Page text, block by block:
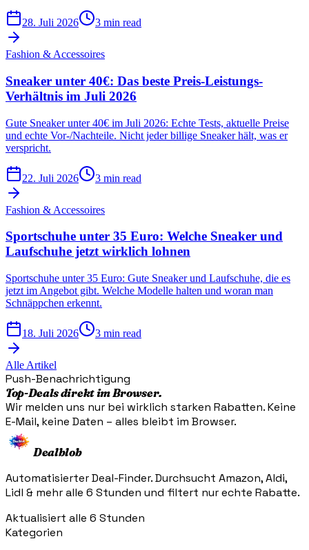
28. Juli 2026 3 min read
Fashion & Accessoires
Sneaker unter 40€: Das beste Preis-Leistungs-
Verhältnis im Juli 2026
Gute Sneaker unter 40€ im Juli 2026: Echte Tests, aktuelle Preise
und echte Vor-/Nachteile. Nicht jeder billige Sneaker hält, was er
verspricht.
22. Juli 2026 3 min read
Fashion & Accessoires
Sportschuhe unter 35 Euro: Welche Sneaker und
Laufschuhe jetzt wirklich lohnen
Sportschuhe unter 35 Euro: Gute Sneaker und Laufschuhe, die es
jetzt im Angebot gibt. Welche Modelle halten und woran man
Schnäppchen erkennt.
18. Juli 2026 3 min read
Alle Artikel
Push-Benachrichtigung
Top-Deals direkt im Browser.
Wir melden uns nur bei wirklich starken Rabatten. Keine
E-Mail, keine Daten – alles bleibt im Browser.
Dealblob
Automatisierter Deal-Finder. Durchsucht Amazon, Aldi,
Lidl & mehr alle 6 Stunden und filtert nur echte Rabatte.
Aktualisiert alle 6 Stunden
Kategorien